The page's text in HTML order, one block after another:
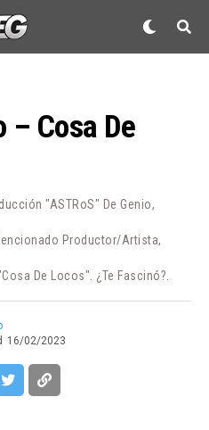
– Cosa De
"ASTRoS" De Genio,
Productor/artista,
De Locos". ¿Te Fascinó?.
16/02/2023